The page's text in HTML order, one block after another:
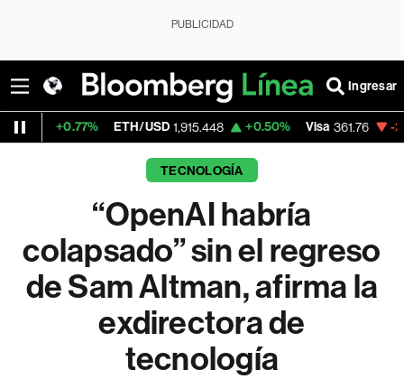
PUBLICIDAD
Ingresar
ETH/USD 1,915.448 +0.50% Visa 361.76 -2.35%
TECNOLOGÍA
“OpenAI habría
colapsado” sin el regreso
de Sam Altman, afirma la
exdirectora de
tecnología